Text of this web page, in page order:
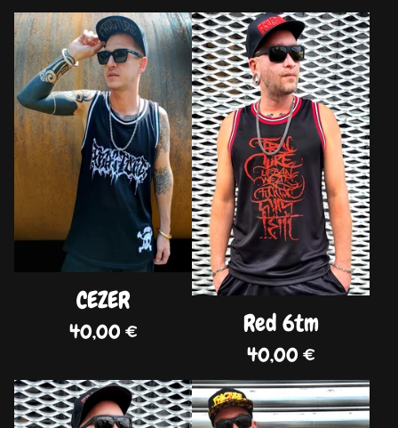
DISPO
CEZER
40,00€
DISPO
Red 6tm
40,00€
DISPO DISPO